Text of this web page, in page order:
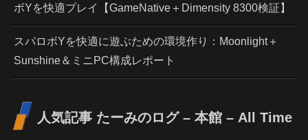
ボYを快適プレイ【GameNative＋Dimensity 8300検証】
スパロボYを快適に遊ぶための環境作り：Moonlight＋
Sunshine＆ミニPC構成レポート
人気記事 たーみのログ – 本館 – All Time